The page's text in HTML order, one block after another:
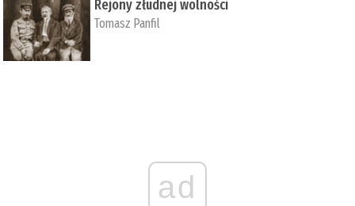
Rejony złudnej wolności
Tomasz Panfil
ad